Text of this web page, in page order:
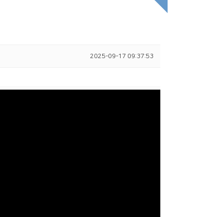
2025-09-17 09:37:53